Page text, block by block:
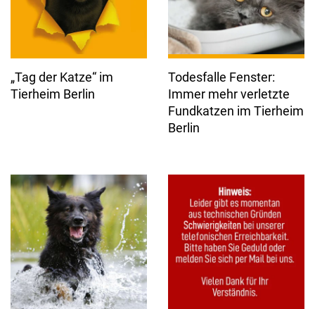
„Tag der Katze“ im
Tierheim Berlin
Todesfalle Fenster:
Immer mehr verletzte
Fundkatzen im Tierheim
Berlin